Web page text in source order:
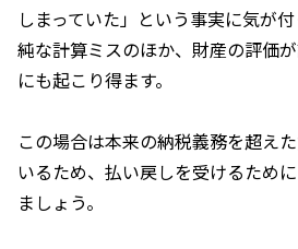
しまっていた」という事実に気が
純な計算ミスのほか、財産の評価
にも起こり得ます。
この場合は本来の納税義務を超え
いるため、払い戻しを受けるため
ましょう。